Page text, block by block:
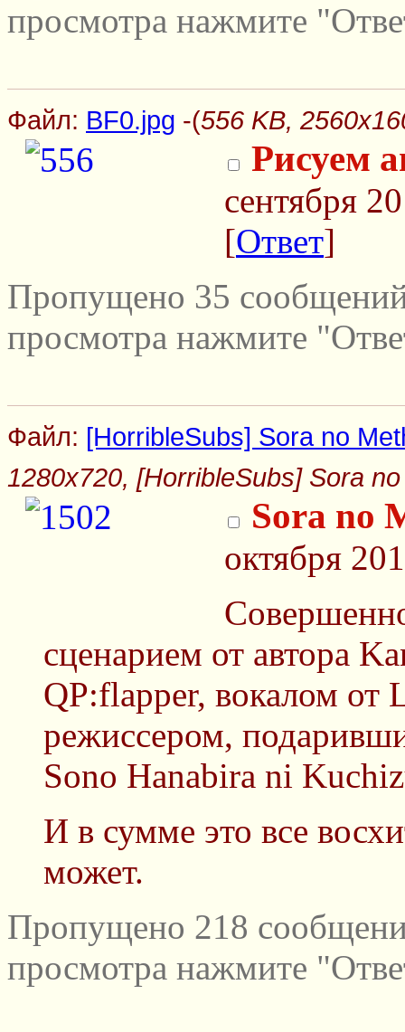
просмотра нажмите
Файл: BF0.jpg -(556 KB,
Рисуем
сентября
[Ответ]
Пропущено 35
просмотра нажмите
Файл: [HorribleSubs] Sora no
1280x720, [HorribleSubs] Sora
Sora no
октября
сценарием от автора
QP:flapper, вокалом от
режиссером,
Sono Hanabira ni
И в сумме это все
может.
Пропущено 218
просмотра нажмите